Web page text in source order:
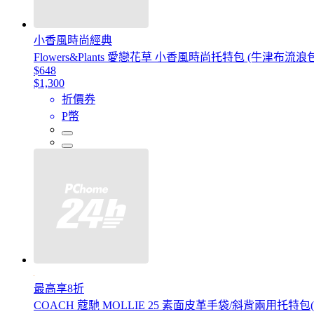
小香風時尚經典
Flowers&Plants 愛戀花草 小香風時尚托特包 (牛津布流浪
$648
$1,300
折價券
P幣
最高享8折
COACH 蔻馳 MOLLIE 25 素面皮革手袋/斜背兩用托特包